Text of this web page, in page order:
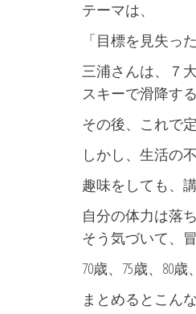
テーマは、
「目標を見失っ
三浦さんは、７
スキーで滑降す
その後、これで
しかし、生活の
趣味をしても、
自分の体力は落
そう気づいて、
70歳、75歳、80
まとめるとこんな